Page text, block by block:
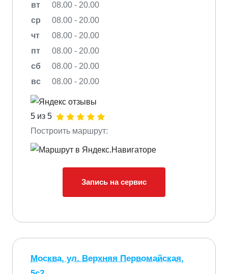
вт
08.00 - 20.00
ср
08.00 - 20.00
чт
08.00 - 20.00
пт
08.00 - 20.00
сб
08.00 - 20.00
вс
08.00 - 20.00
5 из 5
Построить маршрут:
Запись на сервис
Москва, ул. Верхняя Первомайская,